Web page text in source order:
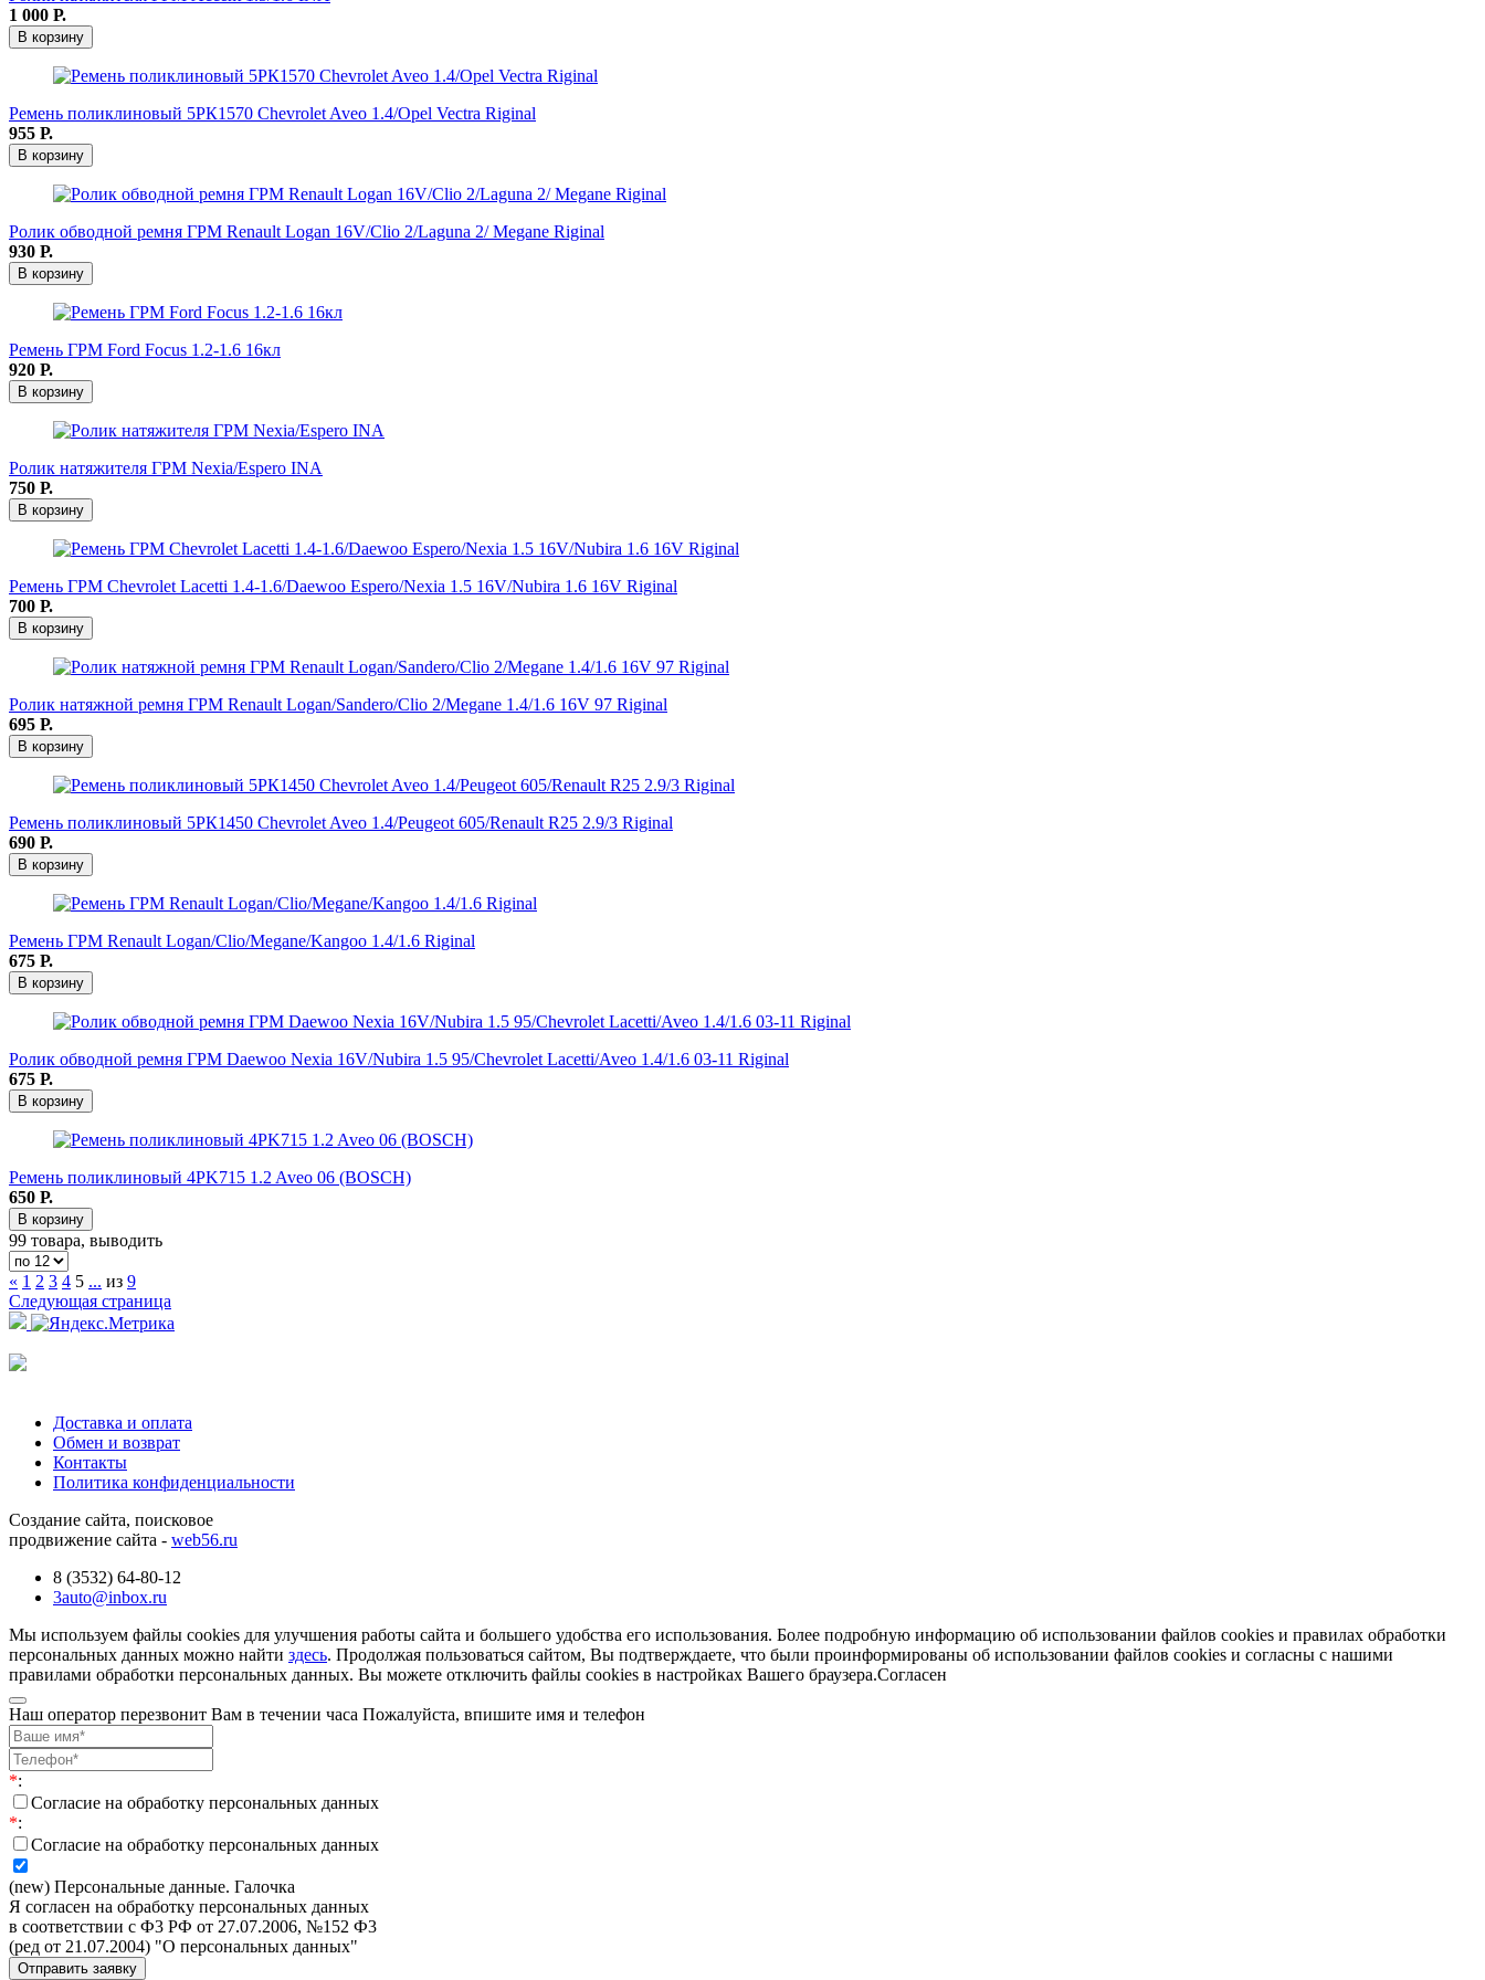
1 000 Р.
В корзину
Ремень поликлиновый 5РК1570 Chevrolet Aveo 1.4/Opel Vectra Riginal
955 Р.
В корзину
Ролик обводной ремня ГРМ Renault Logan 16V/Clio 2/Laguna 2/ Megane Riginal
930 Р.
В корзину
Ремень ГРМ Ford Focus 1.2-1.6 16кл
920 Р.
В корзину
Ролик натяжителя ГРМ Nexia/Espero INA
750 Р.
В корзину
Ремень ГРМ Chevrolet Lacetti 1.4-1.6/Daewoo Espero/Nexia 1.5 16V/Nubira 1.6 16V Riginal
700 Р.
В корзину
Ролик натяжной ремня ГРМ Renault Logan/Sandero/Clio 2/Megane 1.4/1.6 16V 97 Riginal
695 Р.
В корзину
Ремень поликлиновый 5РК1450 Chevrolet Aveo 1.4/Peugeot 605/Renault R25 2.9/3 Riginal
690 Р.
В корзину
Ремень ГРМ Renault Logan/Clio/Megane/Kangoo 1.4/1.6 Riginal
675 Р.
В корзину
Ролик обводной ремня ГРМ Daewoo Nexia 16V/Nubira 1.5 95/Chevrolet Lacetti/Aveo 1.4/1.6 03-11 Riginal
675 Р.
В корзину
Ремень поликлиновый 4PK715 1.2 Aveo 06 (BOSCH)
650 Р.
В корзину
99 товара, выводить
« 1 2 3 4 5 ... из 9
Следующая страница
Доставка и оплата
Обмен и возврат
Контакты
Политика конфиденциальности
Создание сайта, поисковое
продвижение сайта - web56.ru
8 (3532) 64-80-12
3auto@inbox.ru
Мы используем файлы cookies для улучшения работы сайта и большего удобства его использования. Более подробную информацию об использовании файлов cookies и правилах обработки
персональных данных можно найти здесь. Продолжая пользоваться сайтом, Вы подтверждаете, что были проинформированы об использовании файлов cookies и согласны с нашими
правилами обработки персональных данных. Вы можете отключить файлы cookies в настройках Вашего браузера.Согласен
Наш оператор перезвонит Вам в течении часа Пожалуйста, впишите имя и телефон
*:
Согласие на обработку персональных данных
*:
Согласие на обработку персональных данных
(new) Персональные данные. Галочка
Я согласен на обработку персональных данных
в соответствии с Ф3 РФ от 27.07.2006, №152 Ф3
(ред от 21.07.2004) "О персональных данных"